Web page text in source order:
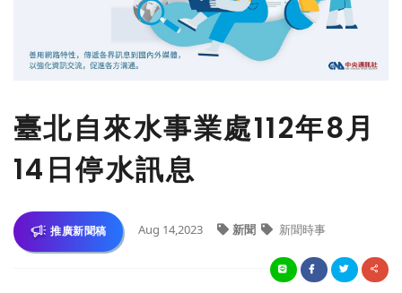
臺北自來水事業處112年8月
14日停水訊息
推廣新聞稿 Aug 14,2023 新聞 新聞時事